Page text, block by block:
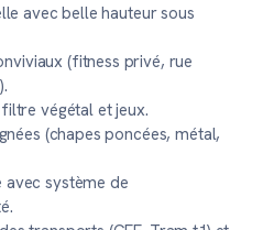
avec belle hauteur sous
(fitness privé, rue
végétal et jeux.
(chapes poncées, métal,
système de